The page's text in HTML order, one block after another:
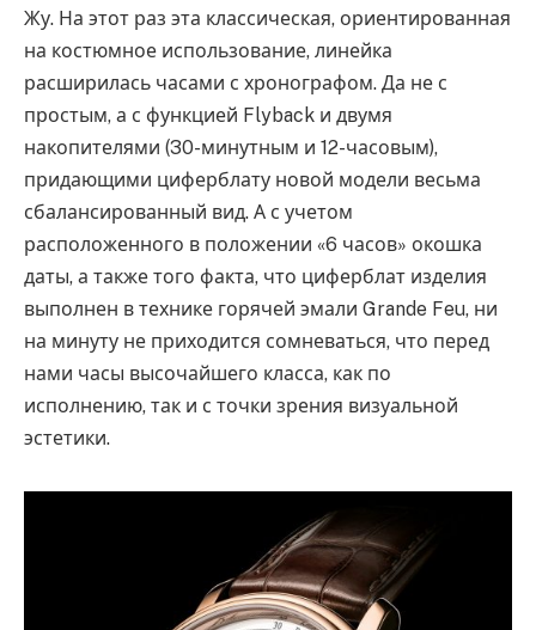
Жу. На этот раз эта классическая, ориентированная
на костюмное использование, линейка
расширилась часами с хронографом. Да не с
простым, а с функцией Flyback и двумя
накопителями (30-минутным и 12-часовым),
придающими циферблату новой модели весьма
сбалансированный вид. А с учетом
расположенного в положении «6 часов» окошка
даты, а также того факта, что циферблат изделия
выполнен в технике горячей эмали Grande Feu, ни
на минуту не приходится сомневаться, что перед
нами часы высочайшего класса, как по
исполнению, так и с точки зрения визуальной
эстетики.